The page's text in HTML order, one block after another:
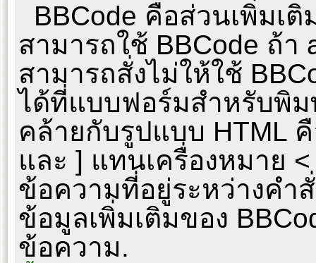
BBCode คือส่วนเพิ่มเ
สามารถใช้ BBCode ถ้
สามารถสั่งไม่ให้ใช้
ได้ที่แบบฟอร์มสำหรับพิม
คล้ายกับรูปแบบ HTML
และ ] แทนเครื่องหมาย
ข้อความที่อยู่ระหว่างคำ
ข้อมูลเพิ่มเติมของ
ข้อความ.